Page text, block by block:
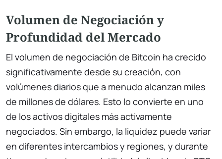
Volumen de Negociación y
Profundidad del Mercado
El volumen de negociación de Bitcoin ha crecido
significativamente desde su creación, con
volúmenes diarios que a menudo alcanzan miles
de millones de dólares. Esto lo convierte en uno
de los activos digitales más activamente
negociados. Sin embargo, la liquidez puede variar
en diferentes intercambios y regiones, y durante